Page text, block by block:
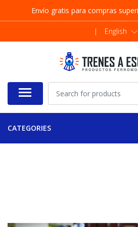
Envío gratis para compras
| English
CATEGORIES